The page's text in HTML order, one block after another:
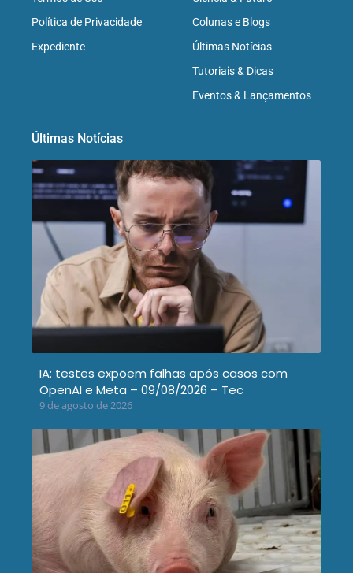
Política de Privacidade
Expediente
Colunas e Blogs
Últimas Notícias
Tutoriais & Dicas
Eventos & Lançamentos
Últimas Notícias
IA: testes expõem falhas após casos com
OpenAI e Meta – 09/08/2026 – Tec
9 de agosto de 2026